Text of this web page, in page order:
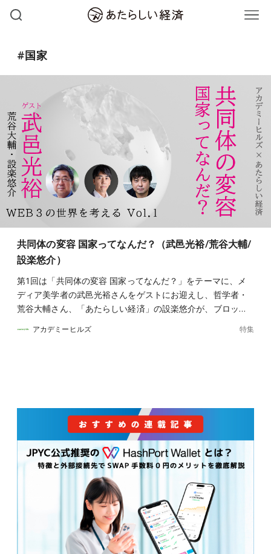
#国家
共同体の変容 国家ってなんだ？（武邑光裕/荒谷大輔/
設楽悠介）
第1回は「共同体の変容 国家ってなんだ？」をテーマに、メ
ディア美学者の武邑光裕さんをゲストにお迎えし、哲学者・
荒谷大輔さん、「あたらしい経済」の設楽悠介が、ブロッ…
アカデミーヒルズ 特集